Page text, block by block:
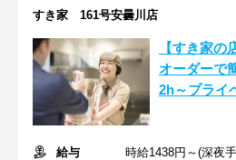
すき家 161号安曇川店
【すき家の
オーダーで
2h～プライ
給与